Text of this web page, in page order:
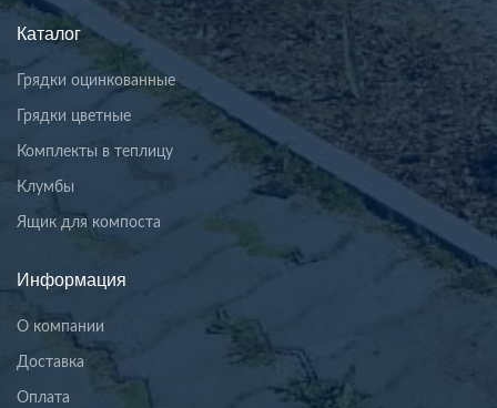
Каталог
Грядки оцинкованные
Грядки цветные
Комплекты в теплицу
Клумбы
Ящик для компоста
Информация
О компании
Доставка
Оплата